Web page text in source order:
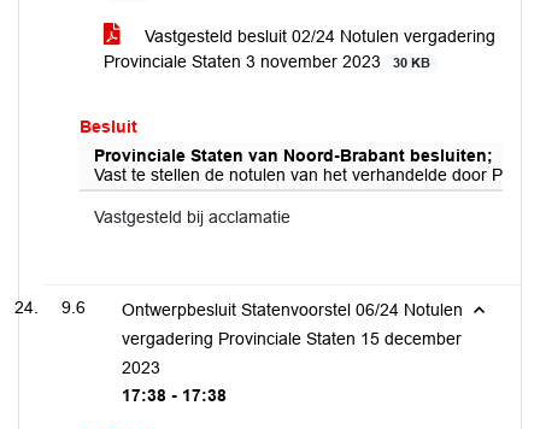
Vastgesteld besluit 02/24 Notulen vergadering
Provinciale Staten 3 november 2023
30 KB
Besluit
Provinciale Staten van Noord-Brabant besluiten;
Vast te stellen de notulen van het verhandelde door
Vastgesteld bij acclamatie
9.6
Ontwerpbesluit Statenvoorstel 06/24 Notulen
vergadering Provinciale Staten 15 december
2023
17:38 - 17:38